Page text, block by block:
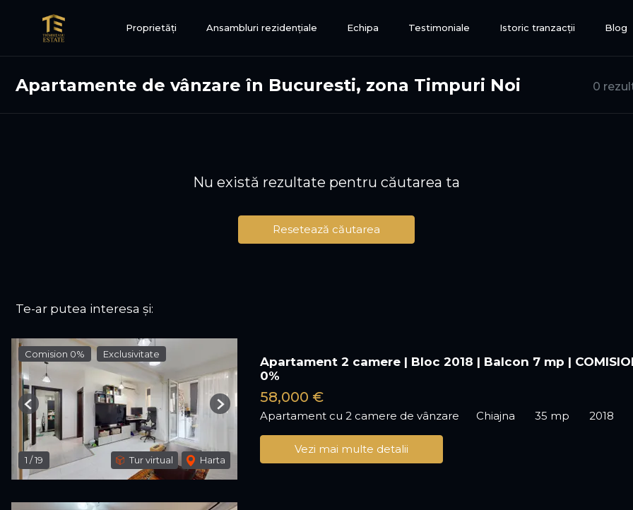
Proprietăți Ansambluri rezidențiale Echipa Testimoniale Istoric tranzacții Blog
0
Apartamente de vânzare în Bucuresti, zona Timpuri Noi
Nu există rezultate pentru căutarea ta
Resetează căutarea
Te-ar putea interesa și:
Comision 0% Exclusivitate
1 /19 Tur virtual Harta
Previous Next
Apartament 2 camere | Bloc 2018 | Balcon 7 mp |
0%
58,000 €
Apartament cu 2 camere de vânzare Chiajna 35 mp 2018
Vezi mai multe detalii